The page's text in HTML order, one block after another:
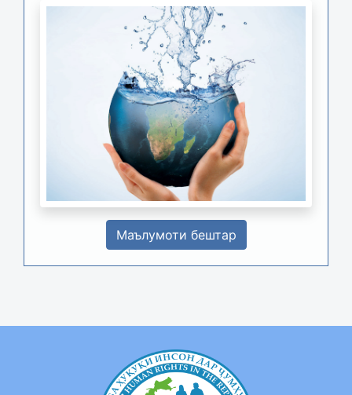
Маълумоти бештар